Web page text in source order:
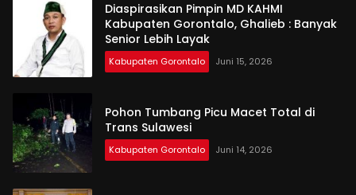
Diaspirasikan Pimpin MD KAHMI
Kabupaten Gorontalo, Ghalieb : Banyak
Senior Lebih Layak
Kabupaten Gorontalo Juni 15, 2026
Pohon Tumbang Picu Macet Total di
Trans Sulawesi
Kabupaten Gorontalo Juni 14, 2026